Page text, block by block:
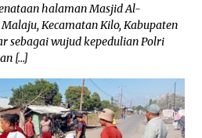
halaman Masjid Al-
Kecamatan Kilo, Kabupaten
sebagai wujud kepedulian Polri
[…]